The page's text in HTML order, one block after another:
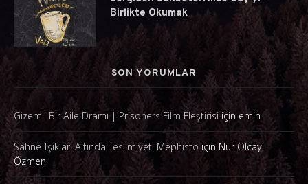
Birlikte Okumak
SON YORUMLAR
Gizemli Bir Aile Dramı | Prisoners Film Eleştirisi için emin
Sahne Işıkları Altında Teslimiyet: Mephisto için Nur Olcay
Özmen